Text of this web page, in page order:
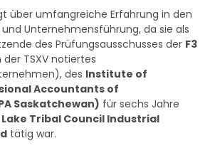
über umfangreiche Erfahrung in den
Unternehmensführung, da sie als
des Prüfungsausschusses der F3
der TSXV notiertes
des Institute of
Accountants of
Saskatchewan) für sechs Jahre
Tribal Council Industrial
tätig war.